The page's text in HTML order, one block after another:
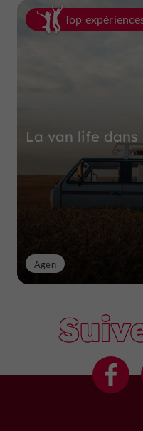
Top
La van life
Agen